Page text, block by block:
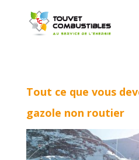
Tout ce que vous
gazole non routier